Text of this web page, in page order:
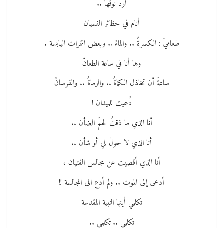
أردُّ نوقها ..
أنام في حظائر النسيان
طعاميَ : الكسرةُ .. والماءُ .. وبعض الثمرات اليابسة .
وها أنا في ساعة الطعانْ
ساعةَ أن تخاذل الكماةُ .. والرماةُ .. والفرسانْ
دُعيت للميدان !
أنا الذي ما ذقتُ لحمَ الضأن ..
أنا الذي لا حولَ لي أو شأن ..
أنا الذي أقصيت عن مجالس الفتيان ،
أدعى إلى الموت .. ولم أدع الى المجالسة !!
تكلمي أيتها النبية المقدسة
تكلمي .. تكلمي ..